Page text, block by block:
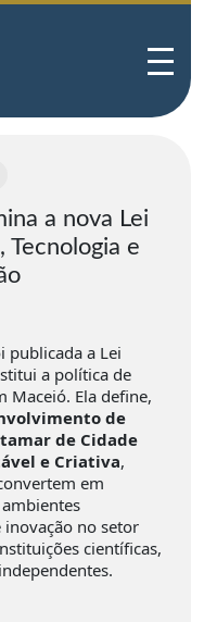
a nova Lei
Tecnologia e
publicada a Lei
a política de
Maceió. Ela define,
de
de Cidade
e Criativa,
em
inovação no setor
científicas,